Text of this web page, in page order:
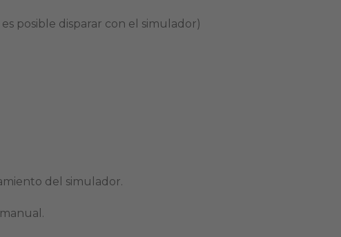
posible disparar con el simulador)
del simulador.